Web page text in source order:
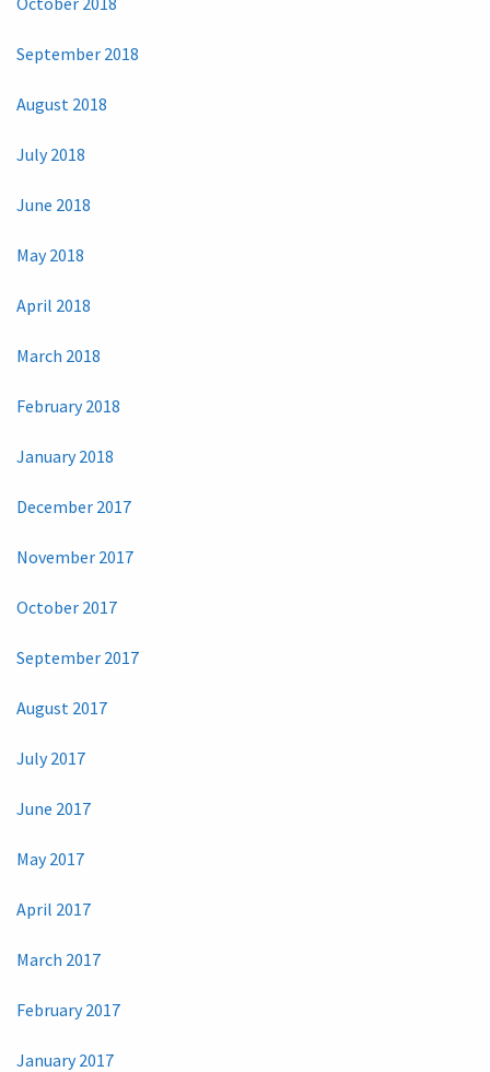
September 2018
August 2018
July 2018
June 2018
May 2018
April 2018
March 2018
February 2018
January 2018
December 2017
November 2017
October 2017
September 2017
August 2017
July 2017
June 2017
May 2017
April 2017
March 2017
February 2017
January 2017